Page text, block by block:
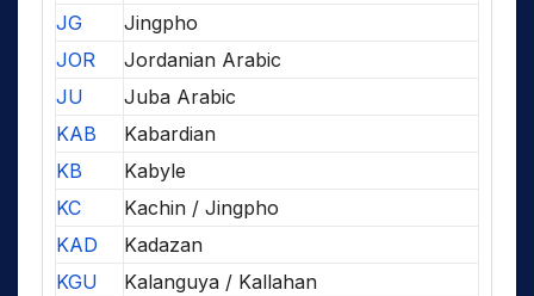
JG
Jingpho
JOR
Jordanian Arabic
JU
Juba Arabic
KAB
Kabardian
KB
Kabyle
KC
Kachin / Jingpho
KAD
Kadazan
KGU
Kalanguya / Kallahan